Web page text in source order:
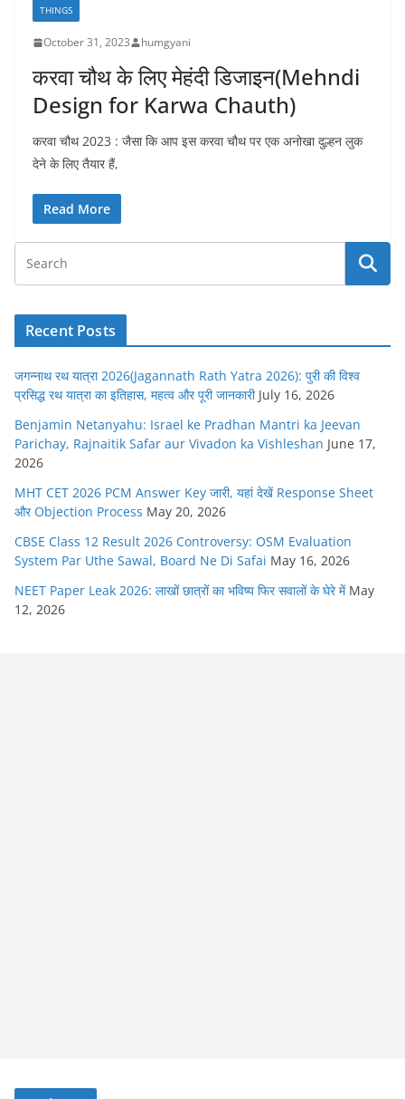
THINGS
October 31, 2023 humgyani
करवा चौथ के लिए मेहंदी डिजाइन(Mehndi
Design for Karwa Chauth)
करवा चौथ 2023 : जैसा कि आप इस करवा चौथ पर एक अनोखा दुल्हन लुक
देने के लिए तैयार हैं,
Read More
Recent Posts
जगन्नाथ रथ यात्रा 2026(Jagannath Rath Yatra 2026): पुरी की विश्व
प्रसिद्ध रथ यात्रा का इतिहास, महत्व और पूरी जानकारी July 16, 2026
Benjamin Netanyahu: Israel ke Pradhan Mantri ka Jeevan
Parichay, Rajnaitik Safar aur Vivadon ka Vishleshan June 17,
2026
MHT CET 2026 PCM Answer Key जारी, यहां देखें Response Sheet
और Objection Process May 20, 2026
CBSE Class 12 Result 2026 Controversy: OSM Evaluation
System Par Uthe Sawal, Board Ne Di Safai May 16, 2026
NEET Paper Leak 2026: लाखों छात्रों का भविष्य फिर सवालों के घेरे में May
12, 2026